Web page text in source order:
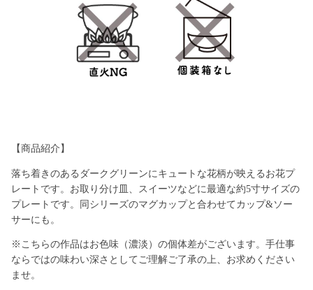
【商品紹介】
落ち着きのあるダークグリーンにキュートな花柄が映えるお花プ
レートです。お取り分け皿、スイーツなどに最適な約5寸サイズの
プレートです。同シリーズのマグカップと合わせてカップ&ソー
サーにも。
※こちらの作品はお色味（濃淡）の個体差がございます。手仕事
ならではの味わい深さとしてご理解ご了承の上、お求めください
ませ。